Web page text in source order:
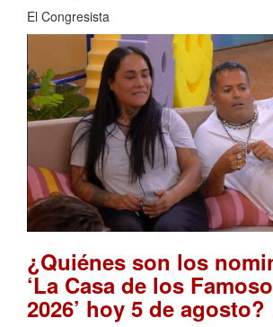
El Congresista
¿Quiénes son los
‘La Casa de los
2026’ hoy 5 de agosto?